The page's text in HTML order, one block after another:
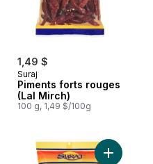
1,49 $
Suraj
Piments forts rouges
(Lal Mirch)
100 g, 1,49 $/100g
chili rouge broyé au panier
Ajouter